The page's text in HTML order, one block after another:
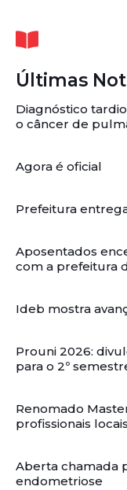
Últimas
Diagnóstico
o câncer de
Agora é oficial
Prefeitura
Aposentados
com a prefeitura
Ideb mostra
Prouni 2026:
para o 2º
Renomado
profissionais locais
Aberta chamada
endometriose